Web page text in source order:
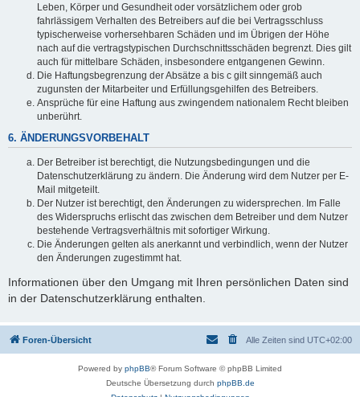
Leben, Körper und Gesundheit oder vorsätzlichem oder grob
fahrlässigem Verhalten des Betreibers auf die bei Vertragsschluss
typischerweise vorhersehbaren Schäden und im Übrigen der Höhe
nach auf die vertragstypischen Durchschnittsschäden begrenzt. Dies gilt
auch für mittelbare Schäden, insbesondere entgangenen Gewinn.
Die Haftungsbegrenzung der Absätze a bis c gilt sinngemäß auch
zugunsten der Mitarbeiter und Erfüllungsgehilfen des Betreibers.
Ansprüche für eine Haftung aus zwingendem nationalem Recht bleiben
unberührt.
6. ÄNDERUNGSVORBEHALT
Der Betreiber ist berechtigt, die Nutzungsbedingungen und die
Datenschutzerklärung zu ändern. Die Änderung wird dem Nutzer per E-
Mail mitgeteilt.
Der Nutzer ist berechtigt, den Änderungen zu widersprechen. Im Falle
des Widerspruchs erlischt das zwischen dem Betreiber und dem Nutzer
bestehende Vertragsverhältnis mit sofortiger Wirkung.
Die Änderungen gelten als anerkannt und verbindlich, wenn der Nutzer
den Änderungen zugestimmt hat.
Informationen über den Umgang mit Ihren persönlichen Daten sind
in der Datenschutzerklärung enthalten.
Foren-Übersicht Alle Zeiten sind UTC+02:00
Powered by phpBB® Forum Software © phpBB Limited
Deutsche Übersetzung durch phpBB.de